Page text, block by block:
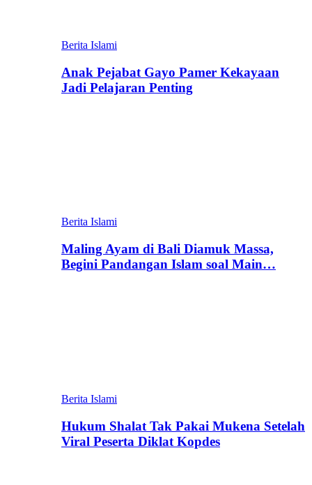
Berita Islami
Anak Pejabat Gayo Pamer Kekayaan
Jadi Pelajaran Penting
Berita Islami
Maling Ayam di Bali Diamuk Massa,
Begini Pandangan Islam soal Main…
Berita Islami
Hukum Shalat Tak Pakai Mukena Setelah
Viral Peserta Diklat Kopdes